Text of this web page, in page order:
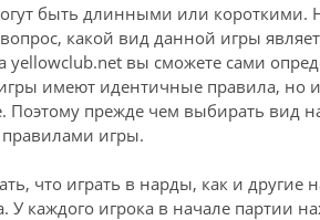
быть длинными или короткими.
какой вид данной игры
yellowclub.net вы сможете сами
имеют идентичные правила, но
Поэтому прежде чем выбирать вид
игры.
что играть в нарды, как и другие
У каждого игрока в начале партии